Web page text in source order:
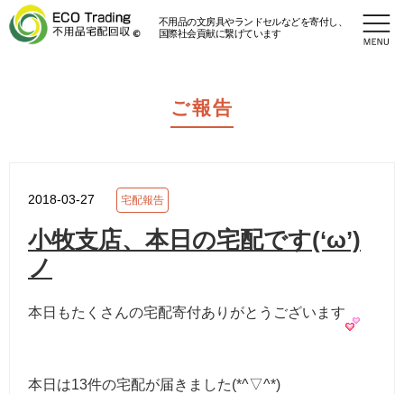
不用品の文房具やランドセルなどを寄付し、
国際社会貢献に繋げています
ご報告
2018-03-27 宅配報告
小牧支店、本日の宅配です(‘ω’)
ノ
本日もたくさんの宅配寄付ありがとうございます
本日は13件の宅配が届きました(*^▽^*)